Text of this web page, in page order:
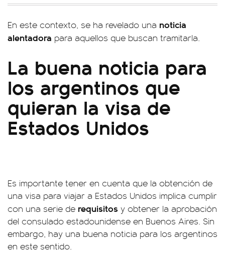
En este contexto, se ha revelado una noticia
alentadora para aquellos que buscan tramitarla.
La buena noticia para
los argentinos que
quieran la visa de
Estados Unidos
Es importante tener en cuenta que la obtención de
una visa para viajar a Estados Unidos implica cumplir
con una serie de requisitos y obtener la aprobación
del consulado estadounidense en Buenos Aires. Sin
embargo, hay una buena noticia para los argentinos
en este sentido.